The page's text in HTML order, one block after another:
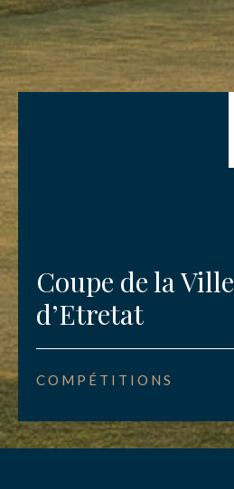
Coupe de la Ville
d’Etretat
COMPÉTITIONS